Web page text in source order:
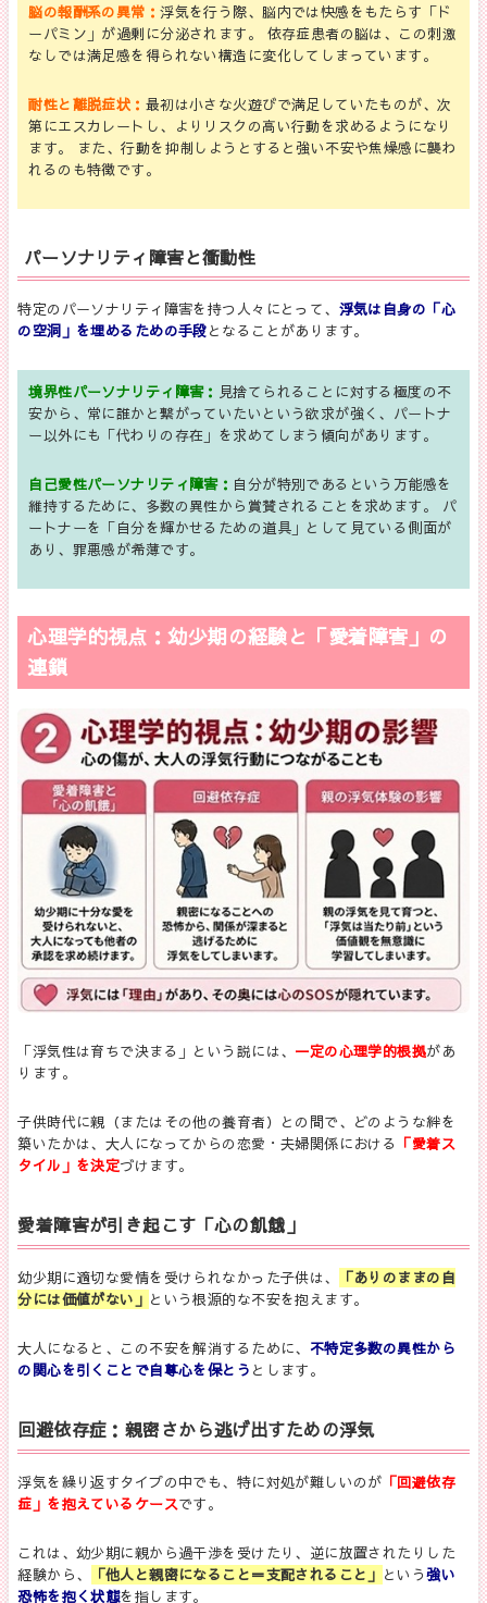
脳の報酬系の異常：浮気を行う際、脳内では快感をもたらす「ド
ーパミン」が過剰に分泌されます。 依存症患者の脳は、この刺激
なしでは満足感を得られない構造に変化してしまっています。
耐性と離脱症状： 最初は小さな火遊びで満足していたものが、次
第にエスカレートし、よりリスクの高い行動を求めるようになり
ます。 また、行動を抑制しようとすると強い不安や焦燥感に襲わ
れるのも特徴です。
パーソナリティ障害と衝動性
特定のパーソナリティ障害を持つ人々にとって、 浮気は自身の「心
の空洞」を埋めるための手段となることがあります。
境界性パーソナリティ障害： 見捨てられることに対する極度の不
安から、常に誰かと繋がっていたいという欲求が強く、パートナ
ー以外にも「代わりの存在」を求めてしまう傾向があります。
自己愛性パーソナリティ障害： 自分が特別であるという万能感を
維持するために、多数の異性から賞賛されることを求めます。 パ
ートナーを「自分を輝かせるための道具」として見ている側面が
あり、罪悪感が希薄です。
心理学的視点：幼少期の経験と「愛着障害」の
連鎖
「浮気性は育ちで決まる」という説には、 一定の心理学的根拠があ
ります。
子供時代に親（またはその他の養育者）との間で、どのような絆を
築いたかは、大人になってからの恋愛・夫婦関係における 「愛着ス
タイル」を決定づけます。
愛着障害が引き起こす「心の飢餓」
幼少期に適切な愛情を受けられなかった子供は、
「ありのままの自
分には価値がない」 という根源的な不安を抱えます。
大人になると、この不安を解消するために、 不特定多数の異性から
の関心を引くことで自尊心を保とう とします。
回避依存症：親密さから逃げ出すための浮気
浮気を繰り返すタイプの中でも、特に対処が難しいのが 「回避依存
症」を抱えているケースです。
これは、幼少期に親から過干渉を受けたり、逆に放置されたりした
経験から、
「他人と親密になること＝支配されること」 という強い
恐怖を抱く状態を指します。